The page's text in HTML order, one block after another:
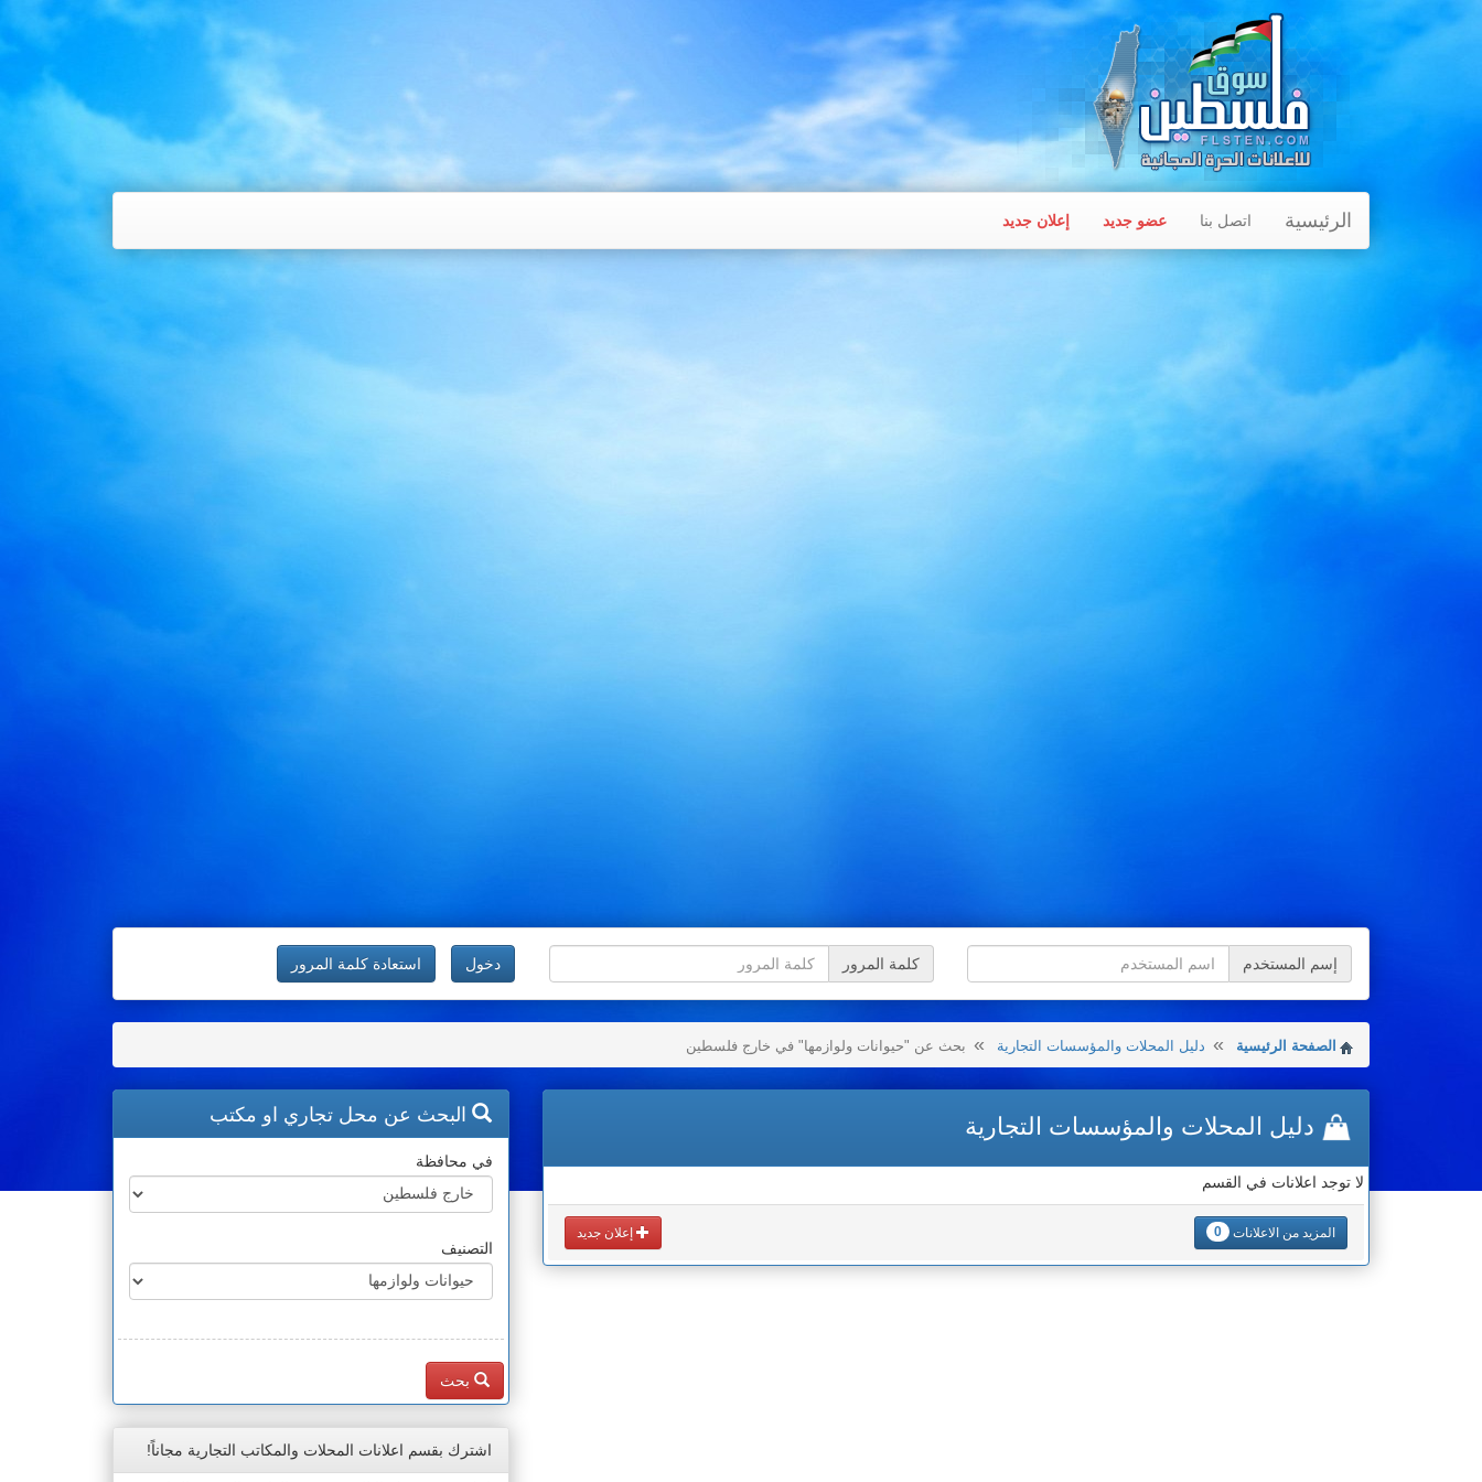
الرئيسية اتصل بنا عضو جديد إعلان جديد
إسم المستخدم كلمة المرور دخول استعادة كلمة المرور
الصفحة الرئيسية دليل المحلات والمؤسسات التجارية بحث عن "حيوانات ولوازمها" في خارج فلسطين
دليل المحلات والمؤسسات التجارية
لا توجد اعلانات في القسم
المزيد من الاعلانات 0 إعلان جديد
البحث عن محل تجاري او مكتب
في محافظة
التصنيف
بحث
اشترك بقسم اعلانات المحلات والمكاتب التجارية مجاناً!